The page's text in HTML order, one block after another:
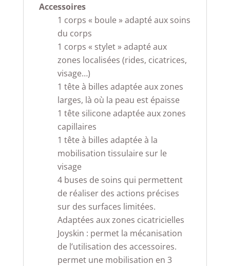
Accessoires
1 corps « boule » adapté aux soins
du corps
1 corps « stylet » adapté aux
zones localisées (rides, cicatrices,
visage…)
1 tête à billes adaptée aux zones
larges, là où la peau est épaisse
1 tête silicone adaptée aux zones
capillaires
1 tête à billes adaptée à la
mobilisation tissulaire sur le
visage
4 buses de soins qui permettent
de réaliser des actions précises
sur des surfaces limitées.
Adaptées aux zones cicatricielles
Joyskin : permet la mécanisation
de l’utilisation des accessoires.
permet une mobilisation en 3